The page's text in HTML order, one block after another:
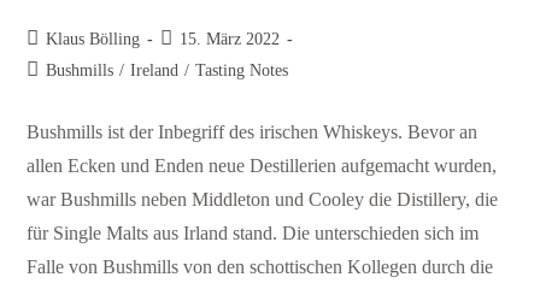
Klaus Bölling
15. März 2022
Bushmills / Ireland / Tasting Notes
Bushmills ist der Inbegriff des irischen Whiskeys. Bevor an
allen Ecken und Enden neue Destillerien aufgemacht wurden,
war Bushmills neben Middleton und Cooley die Distillery, die
für Single Malts aus Irland stand. Die unterschieden sich im
Falle von Bushmills von den schottischen Kollegen durch die